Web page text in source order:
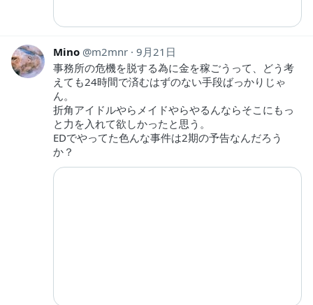
Mino m2mnr 9月21日
事務所の危機を脱する為に金を稼ごうって、どう考
えても24時間で済むはずのない手段ばっかりじゃ
ん。
折角アイドルやらメイドやらやるんならそこにもっ
と力を入れて欲しかったと思う。
EDでやってた色んな事件は2期の予告なんだろう
か？